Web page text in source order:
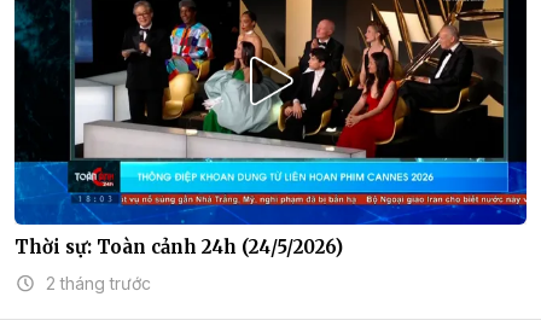
Thời sự: Toàn cảnh 24h (24/5/2026)
2 tháng trước